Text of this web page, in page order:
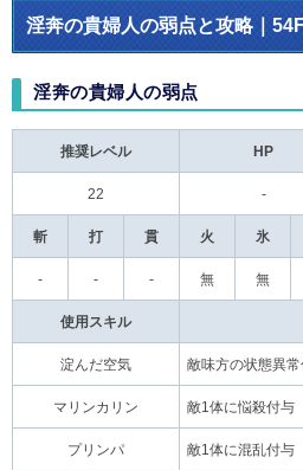
淫奔の貴婦人の弱点と攻略｜
淫奔の貴婦人の弱点
推奨レベル HP
22 -
斬 打 貫 火 氷
- - - 無 無
使用スキル
淀んだ空気 敵味方の状態異
マリンカリン 敵1体に悩殺付与
プリンパ 敵1体に混乱付与